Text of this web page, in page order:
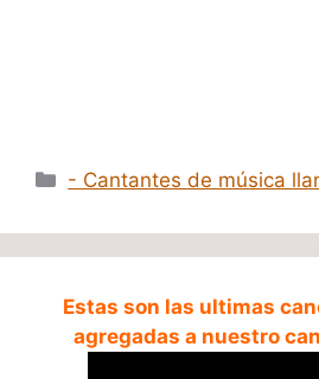
Categorías
- Cantantes de música
Estas son las ultimas
agregadas a nuestro